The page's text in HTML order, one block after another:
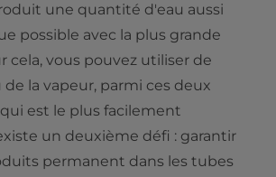
une quantité d'eau aussi
possible avec la plus grande
cela, vous pouvez utiliser de
de la vapeur, parmi ces deux
est le plus facilement
un deuxième défi : garantir
permanent dans les tubes